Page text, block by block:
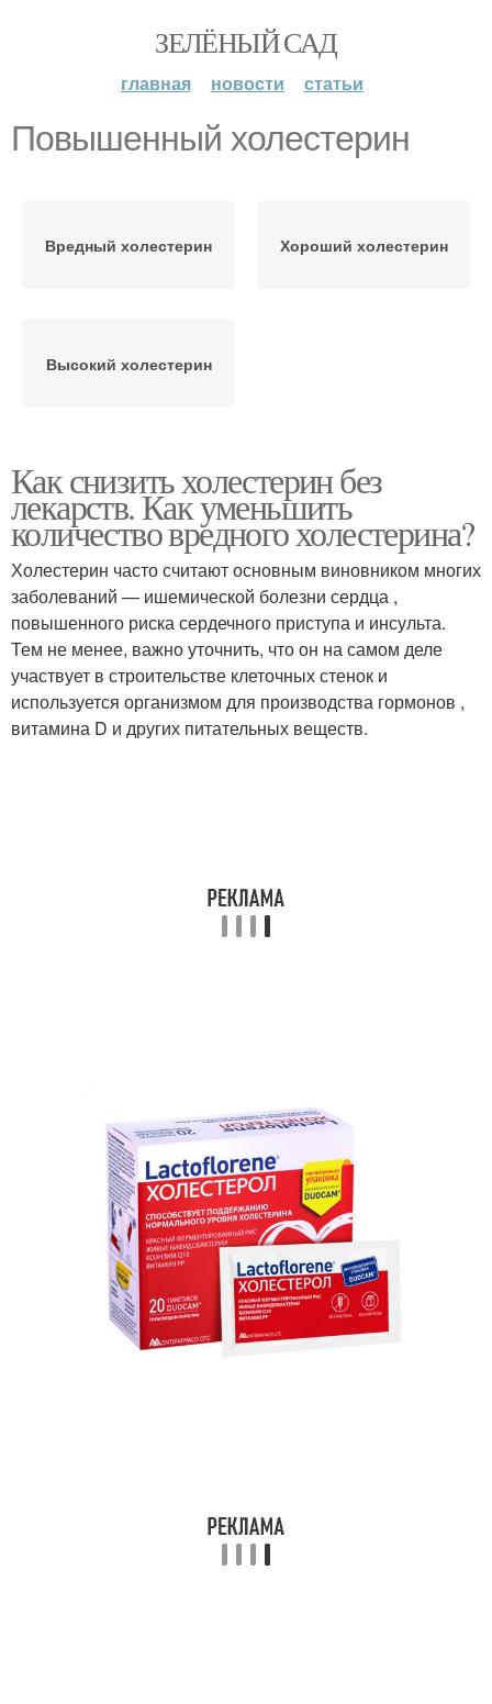
ЗЕЛЁНЫЙ САД
главная новости статьи
Повышенный холестерин
Вредный холестерин Хороший холестерин
Высокий холестерин
Как снизить холестерин без
лекарств. Как уменьшить
количество вредного холестерина?
Холестерин часто считают основным виновником многих
заболеваний — ишемической болезни сердца ,
повышенного риска сердечного приступа и инсульта.
Тем не менее, важно уточнить, что он на самом деле
участвует в строительстве клеточных стенок и
используется организмом для производства гормонов ,
витамина D и других питательных веществ.